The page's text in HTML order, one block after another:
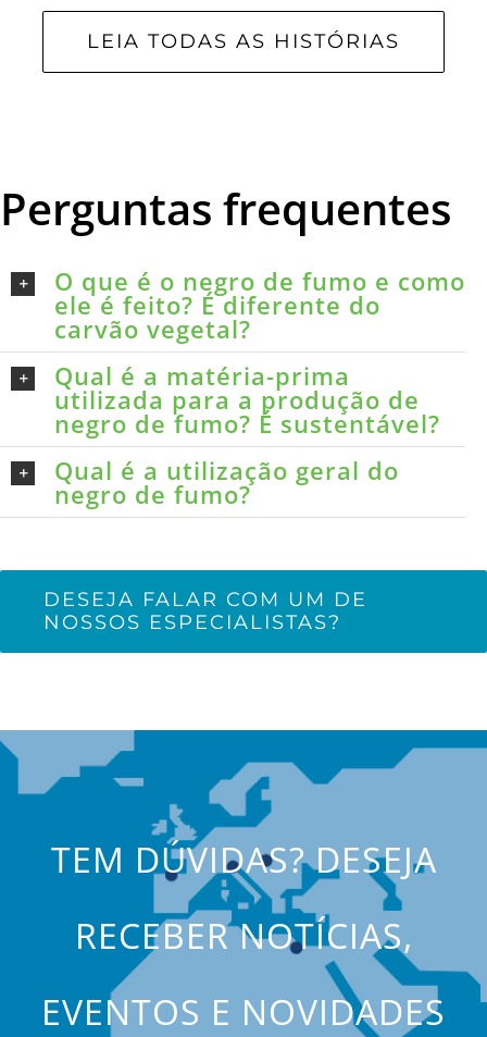
LEIA TODAS AS HISTÓRIAS
Perguntas frequentes
O que é o negro de fumo e como
ele é feito? É diferente do
carvão vegetal?
Qual é a matéria-prima
utilizada para a produção de
negro de fumo? É sustentável?
Qual é a utilização geral do
negro de fumo?
DESEJA FALAR COM UM DE
NOSSOS ESPECIALISTAS?
TEM DÚVIDAS? DESEJA
RECEBER NOTÍCIAS,
EVENTOS E NOVIDADES